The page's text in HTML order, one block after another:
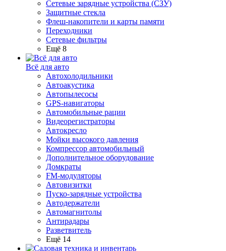
Сетевые зарядные устройства (СЗУ)
Защитные стекла
Флеш-накопители и карты памяти
Переходники
Сетевые фильтры
Ещё 8
Всё для авто
Автохолодильники
Автоакустика
Автопылесосы
GPS-навигаторы
Автомобильные рации
Видеорегистраторы
Автокресло
Мойки высокого давления
Компрессор автомобильный
Дополнительное оборудование
Домкраты
FM-модуляторы
Автовизитки
Пуско-зарядные устройства
Автодержатели
Автомагнитолы
Антирадары
Разветвитель
Ещё 14